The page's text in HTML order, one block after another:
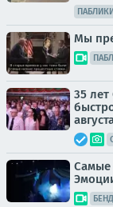
Мы
35
Самые